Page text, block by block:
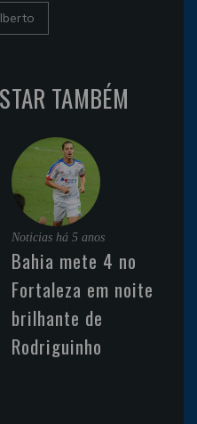
TAMBÉM
Noticias há 5 anos
Bahia mete 4 no
Fortaleza em noite
brilhante de
Rodriguinho